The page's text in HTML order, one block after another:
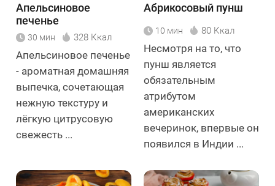
Апельсиновое
печенье
30 мин 328 Ккал
Апельсиновое печенье
- ароматная домашняя
выпечка, сочетающая
нежную текстуру и
лёгкую цитрусовую
свежесть ...
Абрикосовый пунш
10 мин 80 Ккал
Несмотря на то, что
пунш является
обязательным
атрибутом
американских
вечеринок, впервые он
появился в Индии ...